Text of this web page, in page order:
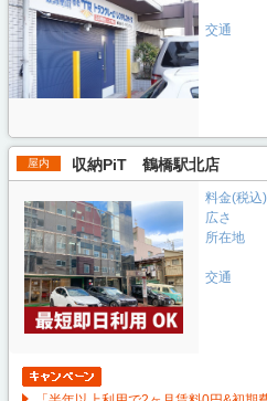
交通
屋内 収納PiT 鶴橋駅北店
料金(税込)
広さ
所在地
交通